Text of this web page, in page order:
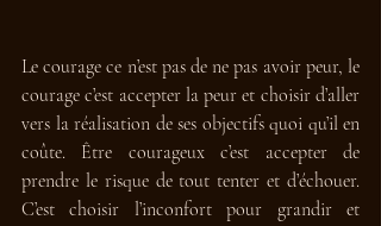
Le courage ce n’est pas de ne pas avoir peur, le
courage c’est accepter la peur et choisir d’aller
vers la réalisation de ses objectifs quoi qu’il en
coûte. Être courageux c’est accepter de
prendre le risque de tout tenter et d’échouer.
C’est choisir l’inconfort pour grandir et